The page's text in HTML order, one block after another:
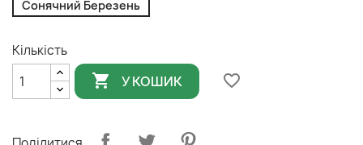
Сонячний Березень
Кількість
 У КОШИК favorite_border